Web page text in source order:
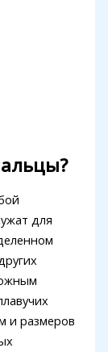
для
и размеров